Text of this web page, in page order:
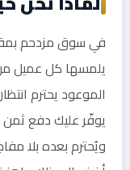
في سوق مزدحم
يلمسها كل عميل
الموعود يحترم
يوفّر عليك دفع
ويُحترم بعده بلا